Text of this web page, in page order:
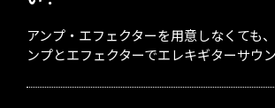
アンプ・エフェクターを用意しなくても
ンプとエフェクターでエレキギターサウ